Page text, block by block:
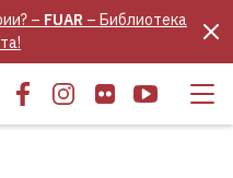
– FUAR – Библиотека